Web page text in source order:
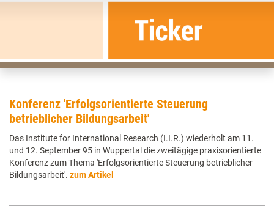
Konferenz 'Erfolgsorientierte Steuerung
betrieblicher Bildungsarbeit'
Das Institute for International Research (I.I.R.) wiederholt am 11.
und 12. September 95 in Wuppertal die zweitägige praxisorientierte
Konferenz zum Thema 'Erfolgsorientierte Steuerung betrieblicher
Bildungsarbeit'. zum Artikel